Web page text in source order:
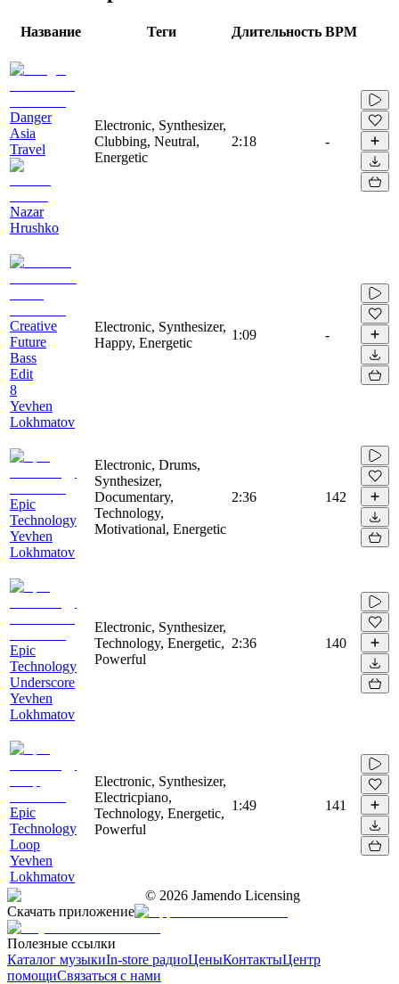
Название Теги Длительность BPM
Danger
Asia
Travel
Nazar
Hrushko
Electronic, Synthesizer,
Clubbing, Neutral,
Energetic
2:18 -
Creative
Future
Bass
Edit
8
Yevhen
Lokhmatov
Electronic, Synthesizer,
Happy, Energetic
1:09 -
Epic
Technology
Yevhen
Lokhmatov
Electronic, Drums,
Synthesizer,
Documentary,
Technology,
Motivational, Energetic
2:36 142
Epic
Technology
Underscore
Yevhen
Lokhmatov
Electronic, Synthesizer,
Technology, Energetic,
Powerful
2:36 140
Epic
Technology
Loop
Yevhen
Lokhmatov
Electronic, Synthesizer,
Electricpiano,
Technology, Energetic,
Powerful
1:49 141
© 2026 Jamendo Licensing
Скачать приложение
Полезные ссылки
Каталог музыкиIn-store радиоЦеныКонтактыЦентр
помощиСвязаться с нами